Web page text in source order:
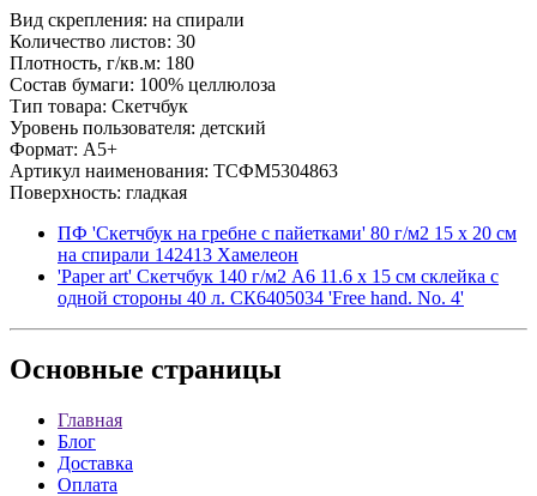
Вид скрепления: на спирали
Количество листов: 30
Плотность, г/кв.м: 180
Состав бумаги: 100% целлюлоза
Тип товара: Скетчбук
Уровень пользователя: детский
Формат: A5+
Артикул наименования: ТСФМ5304863
Поверхность: гладкая
ПФ 'Скетчбук на гребне с пайетками' 80 г/м2 15 х 20 см
на спирали 142413 Хамелеон
'Paper art' Скетчбук 140 г/м2 A6 11.6 х 15 см склейка с
одной стороны 40 л. СК6405034 'Free hand. No. 4'
Основные страницы
Главная
Блог
Доставка
Оплата